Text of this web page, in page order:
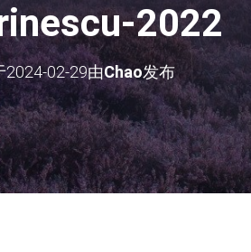
2022
2024-02-29由Chao发布